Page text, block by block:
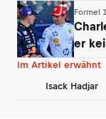
Formel 1
er
Im Artikel erwähnt
Isack Hadjar